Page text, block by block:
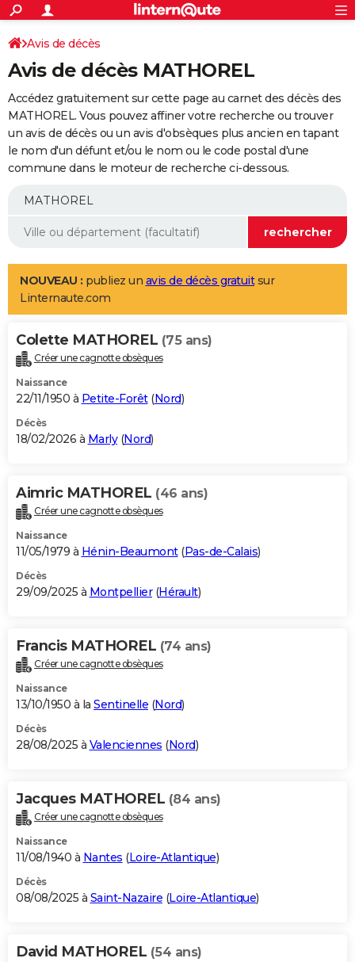
ACTUALITÉS
Politique
Société
Faits Divers
Education
Monde
Villes
+
SPORT
Coupe du monde 2026
Football
Tennis
Cyclisme
Rugby
Forum
Programme TV
TNT
Streaming
Cinéma
Sorties cinéma
Musique
+
FINANCE
Impôts
Immobilier
Risques naturels par ville
Banque
Assurance
Crédit
AUTO
Essais
Réserver un essai
Citadines
Berlines
SUV
Forum auto
+
Mobiles
Meilleur smartphone
Internet
Ordinateurs
Jeux vidéo
Guide high-tech
Aménagement intérieur
LIFESTYLE
Art de vivre
Bien-être
Loisirs
Mode
Modes de vie
Alimentation
Guide de la santé
Maladies
Médicaments
Sommeil
VOYAGE
Destinations
City break
Voyage nature
Voyage de noces
Forum
Climat
+PHOTO
GUIDES D'ACHAT
BONS PLANS
Carte de Noël
Carte Bonne année
Carte Saint-Valentin
Carte Pâques
Carte d'anniversaire
DICTIONNAIRE
Dictionnaire
Biographies
Citations
Expressions
Proverbes
PROGRAMME TV
S'inscrire
Se connecter
Lycées
Collèges
Primaires
Universités
Entreprises
Service militaire
Avis de recherche
AVIS DE DÉCÈS
Bricolage
Lifestyle
Culture
Sport
Auto
Television
Voyage
Cinema
Avis de décès
Avis de décès MATHOREL
Accédez gratuitement sur cette page au carnet des décès des
MATHOREL. Vous pouvez affiner votre recherche ou trouver
un avis de décès ou un avis d'obsèques plus ancien en tapant
le nom d'un défunt et/ou le nom ou le code postal d'une
commune dans le moteur de recherche ci-dessous.
NOUVEAU : publiez un avis de décès gratuitsur
Linternaute.com
Colette MATHOREL (75 ans)
Créer une cagnotte obsèques
Naissance
22/11/1950 à Petite-Forêt(Nord)
Décès
18/02/2026 à Marly(Nord)
Aimric MATHOREL (46 ans)
Créer une cagnotte obsèques
Naissance
11/05/1979 à Hénin-Beaumont(Pas-de-Calais)
Décès
29/09/2025 à Montpellier(Hérault)
Francis MATHOREL (74 ans)
Créer une cagnotte obsèques
Naissance
13/10/1950 à la Sentinelle (Nord)
Décès
28/08/2025 à Valenciennes (Nord)
Jacques MATHOREL (84 ans)
Créer une cagnotte obsèques
Naissance
11/08/1940 à Nantes (Loire-Atlantique)
Décès
08/08/2025 à Saint-Nazaire (Loire-Atlantique)
David MATHOREL (54 ans)